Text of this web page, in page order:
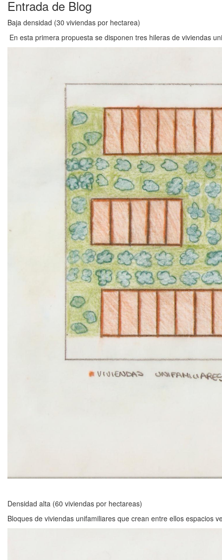
Entrada de Blog
Baja densidad (30 viviendas por hectarea)
En esta primera propuesta se disponen tres hileras de viviendas
Densidad alta (60 viviendas por hectareas)
Bloques de viviendas unifamiliares que crean entre ellos espacios